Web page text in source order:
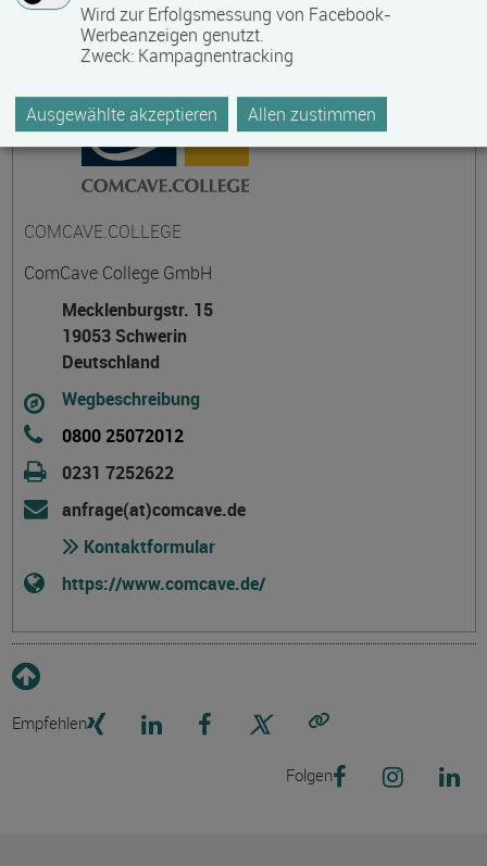
COMCAVE.COLLEGE
ComCave College GmbH
Mecklenburgstr. 15
19053 Schwerin
Deutschland
Wegbeschreibung
0800 25072012
0231 7252622
anfrage(at)comcave.de
Kontaktformular
https://www.comcave.de/
Empfehlen
Folgen
Wird zur Erfolgsmessung von Facebook-
Werbeanzeigen genutzt.
Zweck: Kampagnentracking
Ausgewählte akzeptieren Allen zustimmen